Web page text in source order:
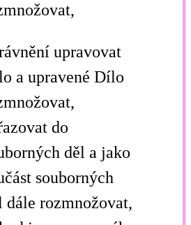
upravovat
a upravené Dílo
do
děl a jako
souborných
dále rozmnožovat,